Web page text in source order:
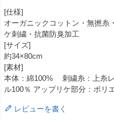
[仕様]
オーガニックコットン・無撚糸
ケ刺繍・抗菌防臭加工
[サイズ]
約34×80cm
[素材]
本体：綿100% 刺繍糸：上糸
ル100％ アップリケ部分：ポリ
レビューを書く